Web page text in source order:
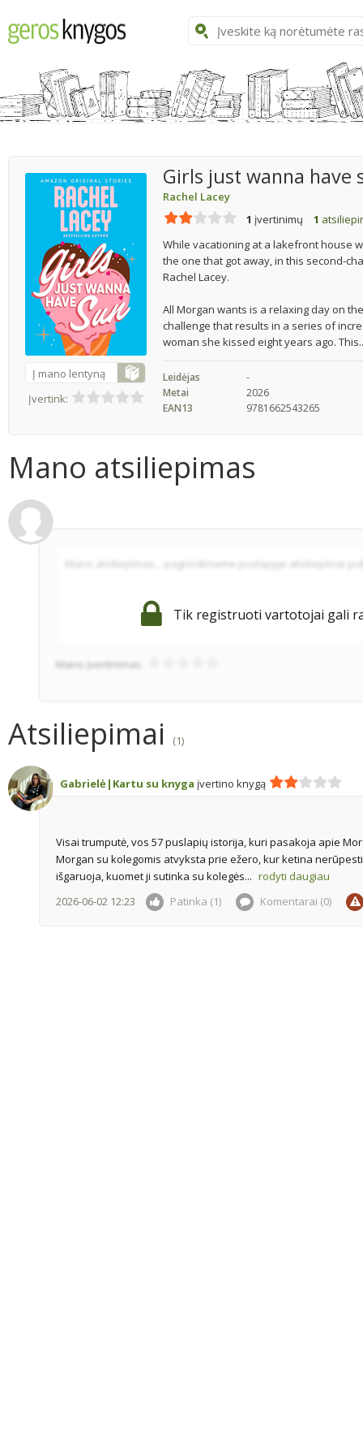
Į mano lentyną
Įvertink:
Girls just wanna have
Rachel Lacey
1 įvertinimų 1
While vacationing at a lakefront house
the one that got away, in this second-
Rachel Lacey.
All Morgan wants is a relaxing day on
challenge that results in a series of
woman she kissed eight years ago.
Leidėjas
-
Metai
2026
EAN13
9781662543265
Mano atsiliepimas
Tik registruoti vartotojai gali
Mano įvertinimas:
Atsiliepimai (1)
Gabrielė|Kartu su knyga įvertino knygą
Visai trumputė, vos 57 puslapių istorija, kuri pasakoja apie
Morgan su kolegomis atvyksta prie ežero, kur ketina
išgaruoja, kuomet ji sutinka su kolegės... rodyti daugiau
2026-06-02 12:23
Patinka (1) Komentarai (0)